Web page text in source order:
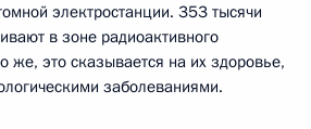
электростанции. 353 тысячи
в зоне радиоактивного
же, это сказывается на их здоровье,
заболеваниями.